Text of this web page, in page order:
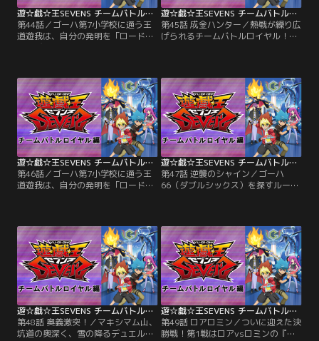
遊☆戯☆王SEVENS チームバトルロイヤル編 第44話
第44話／ゴーハ第7小学校に通う王
道遊我は、自分の発明を「ロード」
と呼び、日々いろんなロードを開発
いた遊我は、誰もが楽しめる新しい
ルールを完成させていた。そんなあ
る日、隣のクラスのルークが「デュ
エルの王」の噂を伝える。興味津々
の遊我とルークがたどり着いた先に
待っていたのは…。【提供：バンダ
イチャンネル】
遊☆戯☆王SEVENS チームバトルロイヤル編 第45話
第45話 成金ハンター／熱戦が繰り広
げられるチームバトルロイヤル！遊
を借りたい」とデュエルを挑んでく
る後藤（ごとう）ハントは、なぜか
以前と全く別人の雰囲気をただよわ
せていた…。【提供：バンダイチャ
ンネル】
遊☆戯☆王SEVENS チームバトルロイヤル編 第46話
第46話／ゴーハ第7小学校に通う王
道遊我は、自分の発明を「ロード」
いた遊我は、誰もが楽しめる新しい
ルールを完成させていた。そんなあ
る日、隣のクラスのルークが「デュ
エルの王」の噂を伝える。興味津々
の遊我とルークがたどり着いた先に
待っていたのは…。【提供：バンダ
イチャンネル】
遊☆戯☆王SEVENS チームバトルロイヤル編 第47話
第47話 逆襲のシャイン／ゴーハ
66（ダブルシックス）を探すルーク
り、ゲッタとウシロウが現れる！彼
らがロアに代わる新たなリーダーと
して選んだのは、長身のイケメン
で、パリッとしたスーツに身を包ん
だ謎の人物だった…。【提供：バン
ダイチャンネル】
遊☆戯☆王SEVENS チームバトルロイヤル編 第48話
第48話 奥義激突！／マキシマム山、
坑道の奥深く、雪の降るデュエルフ
遊☆戯☆王SEVENS チームバトルロイヤル編 第49話
第49話 ロアロミン／ついに迎えた決
勝戦！第1戦はロアvsロミンの『ロ